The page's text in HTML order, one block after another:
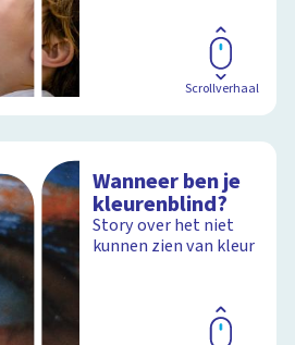
Scrollverhaal
Wanneer ben je
kleurenblind?
Story over het niet
kunnen zien van kleur